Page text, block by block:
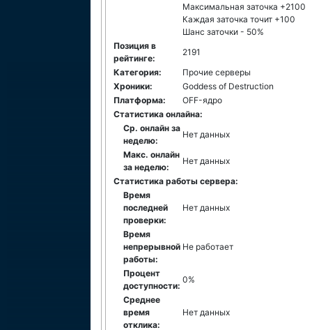
Максимальная заточка +2100
Каждая заточка точит +100
Шанс заточки - 50%
Позиция в
рейтинге:
2191
Категория:
Прочие серверы
Хроники:
Goddess of Destruction
Платформа:
ОFF-ядро
Статистика онлайна:
Ср. онлайн за
неделю:
Нет данных
Макс. онлайн
за неделю:
Нет данных
Статистика работы сервера:
Время
последней
проверки:
Нет данных
Время
непрерывной
работы:
Не работает
Процент
доступности:
0%
Среднее
время
отклика:
Нет данных